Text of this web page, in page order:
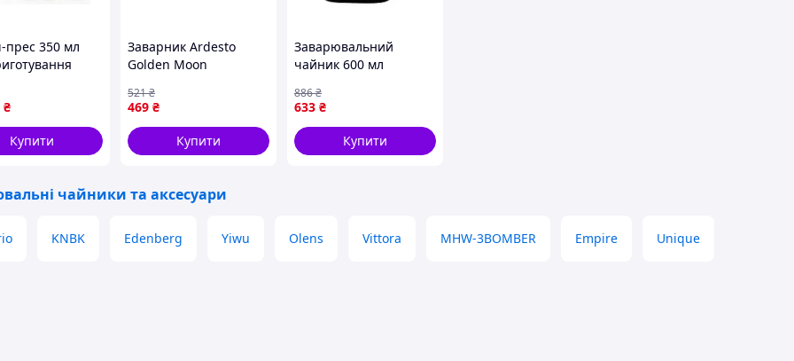
350 мл
пластиковим
₴
Купити
Заварник Ardesto
Golden Moon
золотистий sea
469 ₴
521₴
Купити
Заварювальний
чайник 600 мл
дому прозорий Kamille
FK-8385
633 ₴
886₴
Купити
чайники та аксесуари
KNBK Edenberg Yiwu Olens Vittora MHW-3BOMBER Empire Unique